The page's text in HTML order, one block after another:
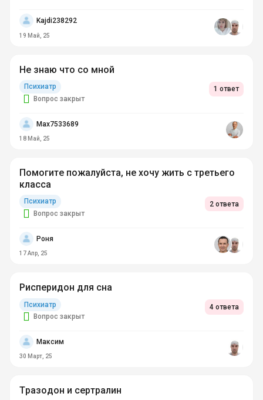
Kajdi238292
19 Май, 25
Не знаю что со мной
Психиатр
Вопрос закрыт
1 ответ
Max7533689
18 Май, 25
Помогите пожалуйста, не хочу жить с третьего
класса
Психиатр
Вопрос закрыт
2 ответа
Роня
17 Апр, 25
Рисперидон для сна
Психиатр
Вопрос закрыт
4 ответа
Максим
30 Март, 25
Тразодон и сертралин